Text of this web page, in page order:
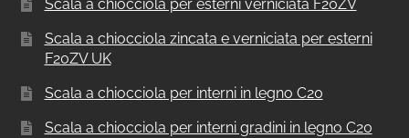
Scala a chiocciola per esterni verniciata F20ZV
Scala a chiocciola zincata e verniciata per esterni
F20ZV UK
Scala a chiocciola per interni in legno C20
Scala a chiocciola per interni gradini in legno C20